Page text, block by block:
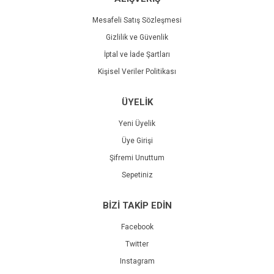
Mesafeli Satış Sözleşmesi
Gizlilik ve Güvenlik
İptal ve İade Şartları
Kişisel Veriler Politikası
ÜYELİK
Yeni Üyelik
Üye Girişi
Şifremi Unuttum
Sepetiniz
BİZİ TAKİP EDİN
Facebook
Twitter
Instagram